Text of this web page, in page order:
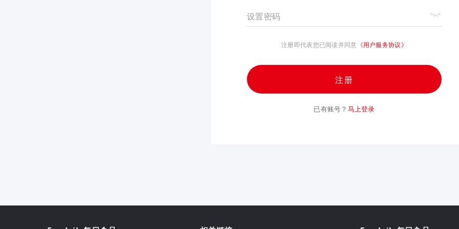
设置密码
注册即代表您已阅读并同意 《用户服务协议》
注册
已有账号？ 马上登录